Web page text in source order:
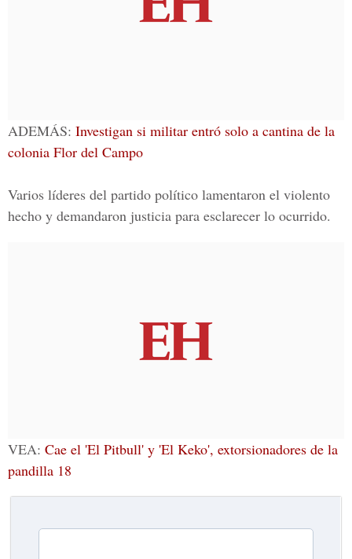
ADEMÁS: Investigan si militar entró solo a cantina de la
colonia Flor del Campo
Varios líderes del partido político lamentaron el violento
hecho y demandaron justicia para esclarecer lo ocurrido.
VEA: Cae el 'El Pitbull' y 'El Keko', extorsionadores de la
pandilla 18